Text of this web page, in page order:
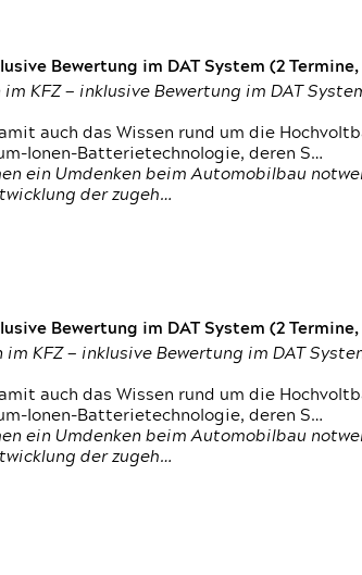
Bewertung im DAT System (2
KFZ — inklusive Bewertung im DAT
auch das Wissen rund um die
Ionen-Batterietechnologie, deren S…
ein Umdenken beim Automobilbau
der zugeh…
Bewertung im DAT System (2
KFZ — inklusive Bewertung im DAT
auch das Wissen rund um die
Ionen-Batterietechnologie, deren S…
ein Umdenken beim Automobilbau
der zugeh…